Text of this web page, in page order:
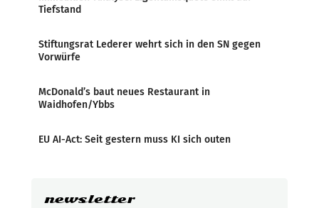
Tiefstand
Stiftungsrat Lederer wehrt sich in den SN gegen
Vorwürfe
McDonald’s baut neues Restaurant in
Waidhofen/Ybbs
EU AI-Act: Seit gestern muss KI sich outen
newsletter